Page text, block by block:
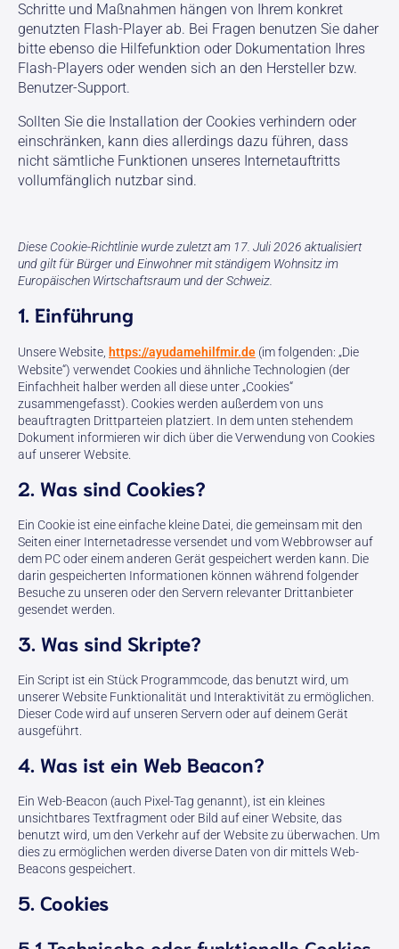
Schritte und Maßnahmen hängen von Ihrem konkret
genutzten Flash-Player ab. Bei Fragen benutzen Sie daher
bitte ebenso die Hilfefunktion oder Dokumentation Ihres
Flash-Players oder wenden sich an den Hersteller bzw.
Benutzer-Support.
Sollten Sie die Installation der Cookies verhindern oder
einschränken, kann dies allerdings dazu führen, dass
nicht sämtliche Funktionen unseres Internetauftritts
vollumfänglich nutzbar sind.
Diese Cookie-Richtlinie wurde zuletzt am 17. Juli 2026 aktualisiert
und gilt für Bürger und Einwohner mit ständigem Wohnsitz im
Europäischen Wirtschaftsraum und der Schweiz.
1. Einführung
Unsere Website, https://ayudamehilfmir.de (im folgenden: „Die
Website“) verwendet Cookies und ähnliche Technologien (der
Einfachheit halber werden all diese unter „Cookies“
zusammengefasst). Cookies werden außerdem von uns
beauftragten Drittparteien platziert. In dem unten stehendem
Dokument informieren wir dich über die Verwendung von Cookies
auf unserer Website.
2. Was sind Cookies?
Ein Cookie ist eine einfache kleine Datei, die gemeinsam mit den
Seiten einer Internetadresse versendet und vom Webbrowser auf
dem PC oder einem anderen Gerät gespeichert werden kann. Die
darin gespeicherten Informationen können während folgender
Besuche zu unseren oder den Servern relevanter Drittanbieter
gesendet werden.
3. Was sind Skripte?
Ein Script ist ein Stück Programmcode, das benutzt wird, um
unserer Website Funktionalität und Interaktivität zu ermöglichen.
Dieser Code wird auf unseren Servern oder auf deinem Gerät
ausgeführt.
4. Was ist ein Web Beacon?
Ein Web-Beacon (auch Pixel-Tag genannt), ist ein kleines
unsichtbares Textfragment oder Bild auf einer Website, das
benutzt wird, um den Verkehr auf der Website zu überwachen. Um
dies zu ermöglichen werden diverse Daten von dir mittels Web-
Beacons gespeichert.
5. Cookies